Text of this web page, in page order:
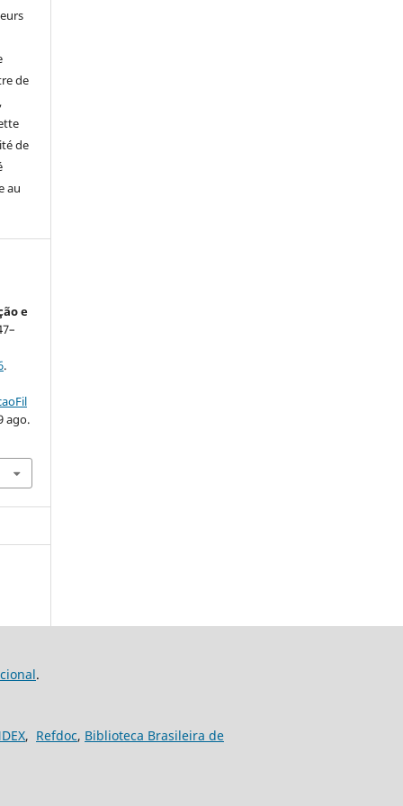
de
de
au
e
.
ago.
.
, Refdoc, Biblioteca Brasileira de